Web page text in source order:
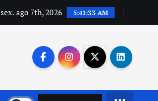
sex. ago 7th, 2026 5:41:34 AM